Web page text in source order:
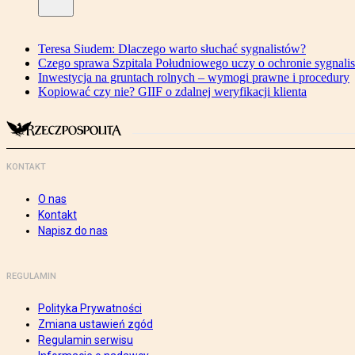
Teresa Siudem: Dlaczego warto słuchać sygnalistów?
Czego sprawa Szpitala Południowego uczy o ochronie
Inwestycja na gruntach rolnych – wymogi prawne i procedury
Kopiować czy nie? GIIF o zdalnej weryfikacji klienta
KONTAKT
O nas
Kontakt
Napisz do nas
REGULAMIN
Polityka Prywatności
Zmiana ustawień zgód
Regulamin serwisu